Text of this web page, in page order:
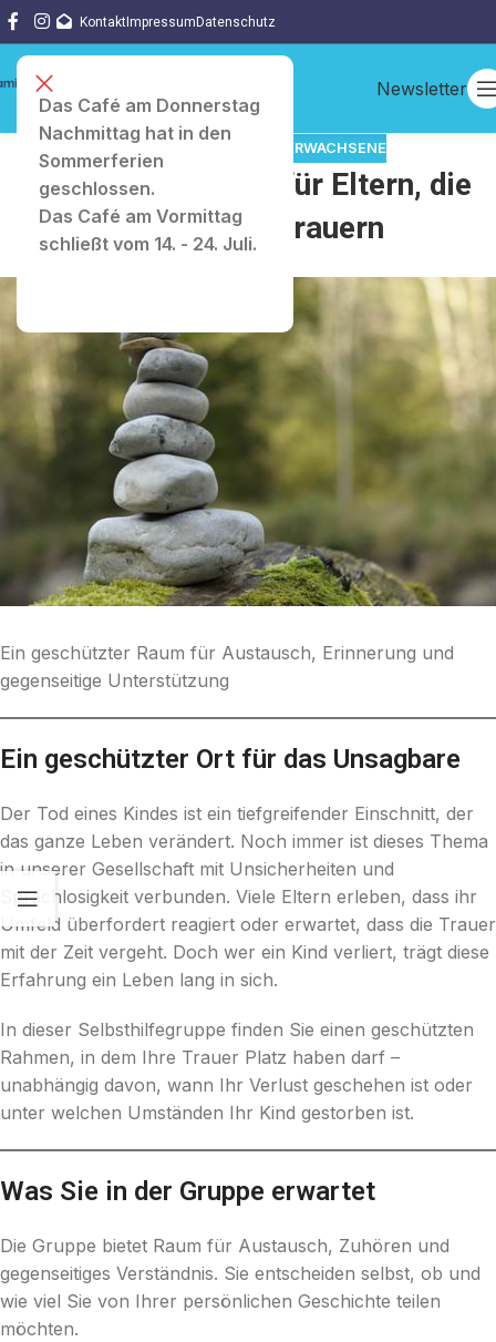
Das Café am Donnerstag
Nachmittag hat in den
Sommerferien
geschlossen.
Das Café am Vormittag
schließt vom 14. - 24. Juli.
KontaktImpressumDatenschutz
Newsletter
ANGEBOTE ERWACHSENE
Selbsthilfegruppe für Eltern, die
um ein Kind trauern
Ein geschützter Raum für Austausch, Erinnerung und
gegenseitige Unterstützung
Ein geschützter Ort für das Unsagbare
Der Tod eines Kindes ist ein tiefgreifender Einschnitt, der
das ganze Leben verändert. Noch immer ist dieses Thema
in unserer Gesellschaft mit Unsicherheiten und
Sprachlosigkeit verbunden. Viele Eltern erleben, dass ihr
Umfeld überfordert reagiert oder erwartet, dass die Trauer
mit der Zeit vergeht. Doch wer ein Kind verliert, trägt diese
Erfahrung ein Leben lang in sich.
In dieser Selbsthilfegruppe finden Sie einen geschützten
Rahmen, in dem Ihre Trauer Platz haben darf –
unabhängig davon, wann Ihr Verlust geschehen ist oder
unter welchen Umständen Ihr Kind gestorben ist.
Was Sie in der Gruppe erwartet
Die Gruppe bietet Raum für Austausch, Zuhören und
gegenseitiges Verständnis. Sie entscheiden selbst, ob und
wie viel Sie von Ihrer persönlichen Geschichte teilen
möchten.